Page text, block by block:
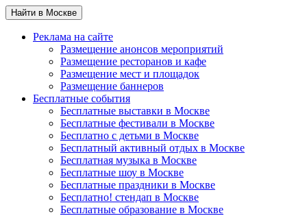
Найти в Москве
Реклама на сайте
Размещение анонсов мероприятий
Размещение ресторанов и кафе
Размещение мест и площадок
Размещение баннеров
Бесплатные события
Бесплатные выставки в Москве
Бесплатные фестивали в Москве
Бесплатно с детьми в Москве
Бесплатный активный отдых в Москве
Бесплатная музыка в Москве
Бесплатные шоу в Москве
Бесплатные праздники в Москве
Бесплатно! стендап в Москве
Бесплатные образование в Москве